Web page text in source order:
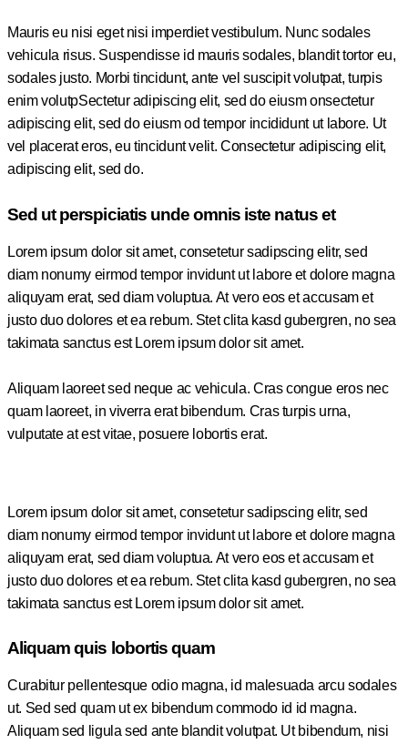
Mauris eu nisi eget nisi imperdiet vestibulum. Nunc sodales
vehicula risus. Suspendisse id mauris sodales, blandit tortor eu,
sodales justo. Morbi tincidunt, ante vel suscipit volutpat, turpis
enim volutpSectetur adipiscing elit, sed do eiusm onsectetur
adipiscing elit, sed do eiusm od tempor incididunt ut labore. Ut
vel placerat eros, eu tincidunt velit. Consectetur adipiscing elit,
adipiscing elit, sed do.
Sed ut perspiciatis unde omnis iste natus et
Lorem ipsum dolor sit amet, consetetur sadipscing elitr, sed
diam nonumy eirmod tempor invidunt ut labore et dolore magna
aliquyam erat, sed diam voluptua. At vero eos et accusam et
justo duo dolores et ea rebum. Stet clita kasd gubergren, no sea
takimata sanctus est Lorem ipsum dolor sit amet.
Aliquam laoreet sed neque ac vehicula. Cras congue eros nec
quam laoreet, in viverra erat bibendum. Cras turpis urna,
vulputate at est vitae, posuere lobortis erat.
Lorem ipsum dolor sit amet, consetetur sadipscing elitr, sed
diam nonumy eirmod tempor invidunt ut labore et dolore magna
aliquyam erat, sed diam voluptua. At vero eos et accusam et
justo duo dolores et ea rebum. Stet clita kasd gubergren, no sea
takimata sanctus est Lorem ipsum dolor sit amet.
Aliquam quis lobortis quam
Curabitur pellentesque odio magna, id malesuada arcu sodales
ut. Sed sed quam ut ex bibendum commodo id id magna.
Aliquam sed ligula sed ante blandit volutpat. Ut bibendum, nisi